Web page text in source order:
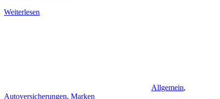
Weiterlesen
Allgemein,
Autoversicherungen, Marken